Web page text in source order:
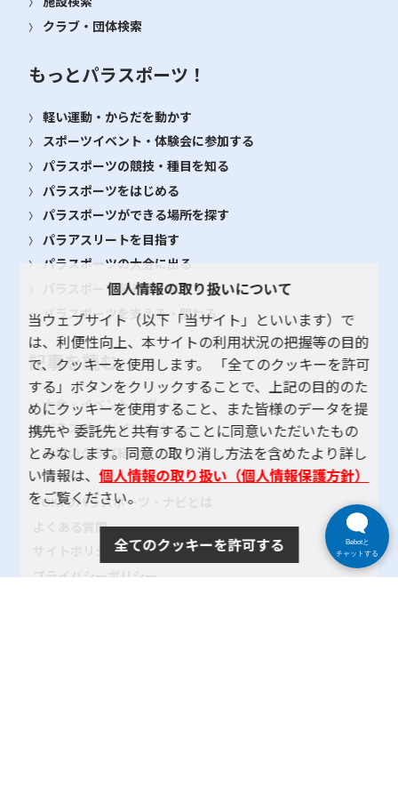
クラブ・団体検索
もっとパラスポーツ！
軽い運動・からだを動かす
スポーツイベント・体験会に参加する
パラスポーツの競技・種目を知る
パラスポーツをはじめる
パラスポーツができる場所を探す
パラアスリートを目指す
パラスポーツの大会に出る
パラスポーツをみる・応援する
パラスポーツを支える・関わる
記事を読む
大会・イベント レポート
パラスポーツインタビュー
地域のクラブ紹介
TOKYOパラスポーツ・ナビとは
よくある質問
サイトポリシー
プライバシーポリシー
個人情報の取り扱いについて
当ウェブサイト（以下「当サイト」といいます）で
は、利便性向上、本サイトの利用状況の把握等の目的
で、クッキーを使用します。 「全てのクッキーを許可
する」ボタンをクリックすることで、上記の目的のた
めにクッキーを使用すること、また皆様のデータを提
携先や 委託先と共有することに同意いただいたもの
とみなします。同意の取り消し方法を含めたより詳し
い情報は、個人情報の取り扱い（個人情報保護方針）
をご覧ください。
全てのクッキーを許可する
Bebotと
チャットする